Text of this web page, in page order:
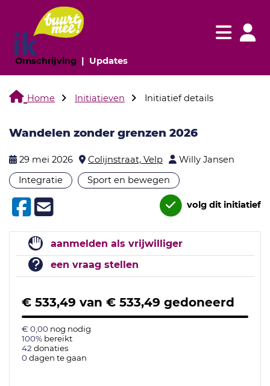
Omschrijving(huidige pagina)
Updates(huidige pagina)
Navigatie
Home Initiatieven Initiatief details
Wandelen zonder grenzen 2026
29 mei 2026 Colijnstraat, Velp
Willy Jansen
Integratie
Sport en bewegen
volg dit initiatief
aanmelden als vrijwilliger
een vraag stellen
€ 533,49 van € 533,49 gedoneerd
€ 0,00 nog nodig
100% bereikt
42 donaties
0dagen te gaan